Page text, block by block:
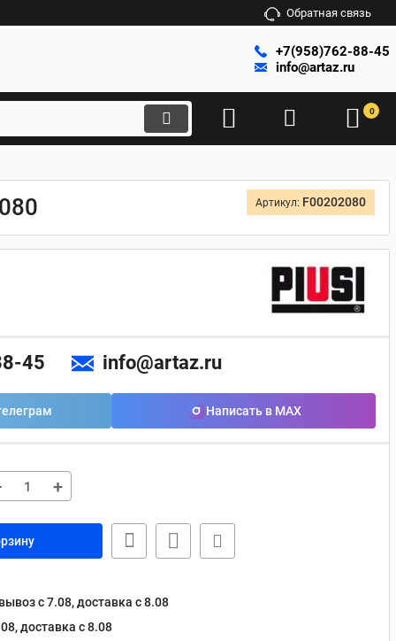
Обратная связь
+7(958)762-88-45
info@artaz.ru
0
Артикул: F00202080
45 info@artaz.ru
Написать в MAX
+
с 7.08, доставка c 8.08
доставка c 8.08